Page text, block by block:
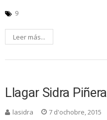
9
Leer más...
Llagar Sidra Piñera
lasidra 7 d'ochobre, 2015